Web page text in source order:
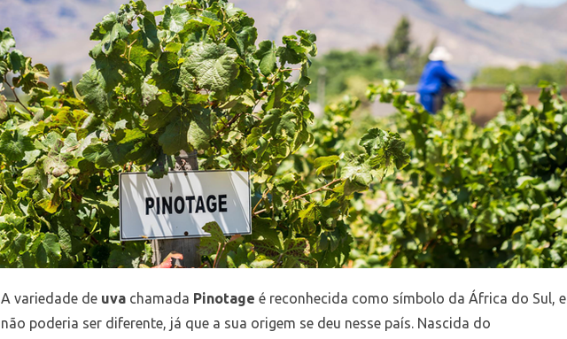
A variedade de uva chamada Pinotage é reconhecida como símbolo da África do Sul, e
não poderia ser diferente, já que a sua origem se deu nesse país. Nascida do